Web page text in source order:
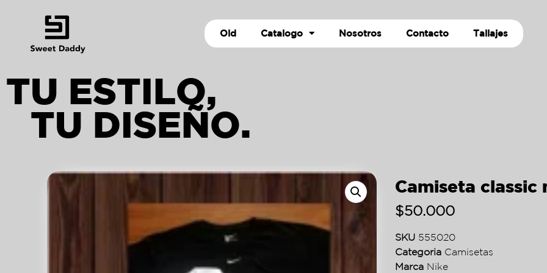
Old Catalogo Nosotros Contacto Tallajes
TU ESTILO,
TU DISEÑO.
Camiseta classic
$50.000
SKU 555020
Categoria Camisetas
Marca Nike